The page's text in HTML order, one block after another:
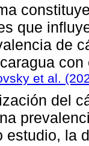
que
de
et al.
del
estudio, la